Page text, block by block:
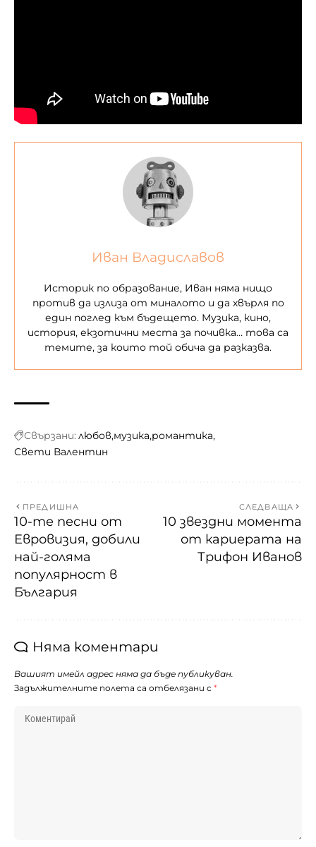
Иван Владиславов
Историк по образование, Иван няма нищо
против да излиза от миналото и да хвърля по
един поглед към бъдещето. Музика, кино,
история, екзотични места за почивка… това са
темите, за които той обича да разказва.
Свързани: любов музика романтика
Свети Валентин
ПРЕДИШНА
10-те песни от
Евровизия, добили
най-голяма
популярност в
България
СЛЕДВАЩА
10 звездни момента
от кариерата на
Трифон Иванов
Няма коментари
Вашият имейл адрес няма да бъде публикуван.
Задължителните полета са отбелязани с *